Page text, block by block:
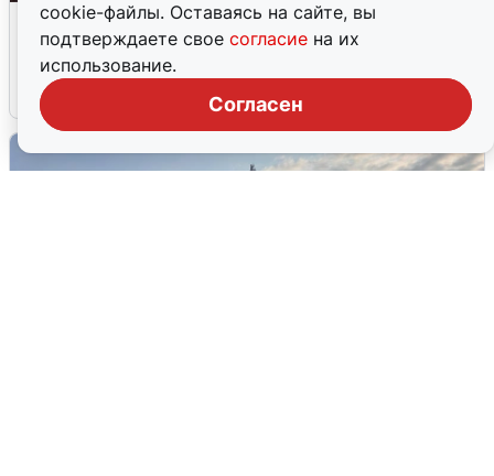
cookie-файлы. Оставаясь на сайте, вы
подтверждаете свое согласие на их
использование.
Согласен
Опубликована карта отключений
воды в Воронеже
6 августа